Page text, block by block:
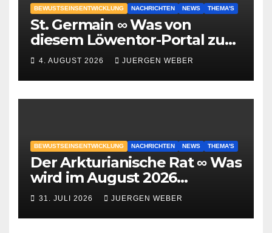
BEWUSTSEINSENTWICKLUNG NACHRICHTEN NEWS THEMA'S
St. Germain ∞ Was von
diesem Löwentor-Portal zu
erwarten ist
4. AUGUST 2026 JUERGEN WEBER
BEWUSTSEINSENTWICKLUNG NACHRICHTEN NEWS THEMA'S
Der Arkturianische Rat ∞ Was
wird im August 2026
geschehen?
31. JULI 2026 JUERGEN WEBER